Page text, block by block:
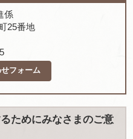
係
25番地
フォーム
ためにみなさまのご意